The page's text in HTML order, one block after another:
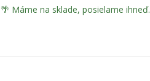
🌴 Máme na sklade, posielame ihneď.